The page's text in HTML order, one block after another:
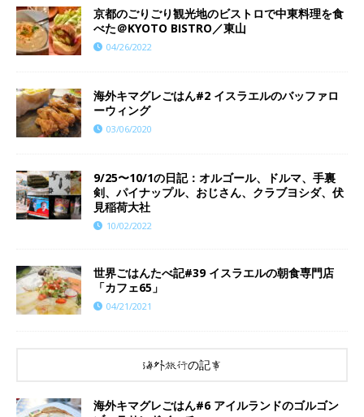
京都のごりごり観光地のビストロで中東料理を食
べた＠KYOTO BISTRO／東山
04/26/2022
海外キマグレごはん#2 イスラエルのバッファロ
ーウィング
03/06/2020
9/25〜10/1の日記：オルゴール、ドルマ、手裏
剣、パイナップル、おじさん、クラブヨシダ、伏
見稲荷大社
10/02/2022
世界ごはんたべ記#39 イスラエルの朝食専門店
「カフェ65」
04/21/2021
海外旅行の記事
海外キマグレごはん#6 アイルランドのゴルゴン